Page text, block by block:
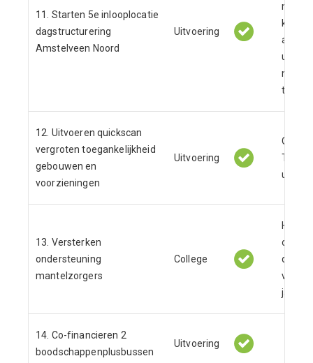
11. Starten 5e inlooplocatie
dagstructurering
Amstelveen Noord
Uitvoering
12. Uitvoeren quickscan
vergroten toegankelijkheid
gebouwen en
voorzieningen
Uitvoering
13. Versterken
ondersteuning
mantelzorgers
College
Het
voor
jaren.
14. Co-financieren 2
boodschappenplusbussen
Uitvoering